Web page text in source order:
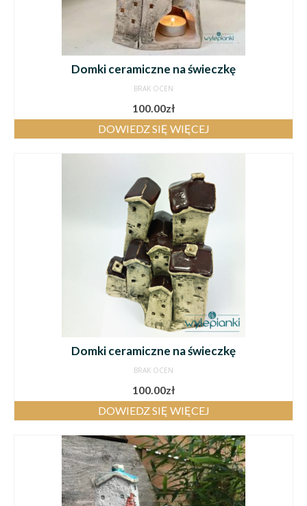
Domki ceramiczne na świeczkę
BRAK OCEN
100.00zł
DOWIEDZ SIĘ WIĘCEJ
Domki ceramiczne na świeczkę
BRAK OCEN
100.00zł
DOWIEDZ SIĘ WIĘCEJ